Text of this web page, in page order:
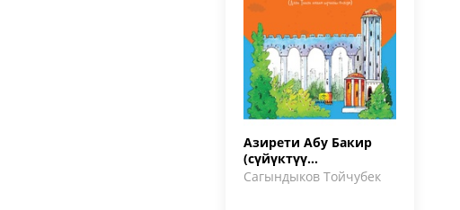
Азирети Абу Бакир
(сүйүктүү
Пайгамбарыбыздын
Сагындыков Тойчубек